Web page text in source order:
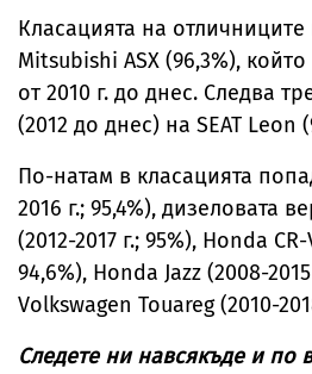
Класацията на
Mitsubishi ASX (96,3%),
от 2010 г. до днес. Следва
(2012 до днес) на SEAT Leon
По-натам в класацията
2016 г.; 95,4%), дизеловата
(2012-2017 г.; 95%), Honda CR-
94,6%), Honda Jazz (2008-2015
Volkswagen Touareg (2010-
Следете ни навсякъде и по